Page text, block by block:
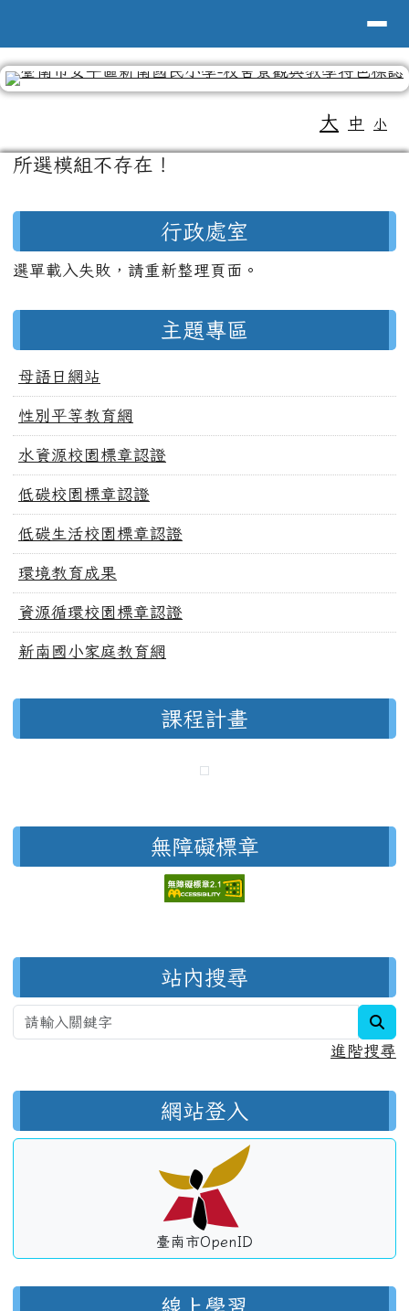
大 中 小
主內容區域
所選模組不存在！
行政處室
選單載入失敗，請重新整理頁面。
主題專區
母語日網站
性別平等教育網
水資源校園標章認證
低碳校園標章認證
低碳生活校園標章認證
環境教育成果
資源循環校園標章認證
新南國小家庭教育網
課程計畫
無障礙標章
站內搜尋
進階搜尋
網站登入
臺南市OpenID
線上學習
頁尾區域